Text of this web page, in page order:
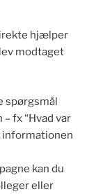
hjælper
modtaget
spørgsmål
fx “Hvad var
informationen
kan du
eller